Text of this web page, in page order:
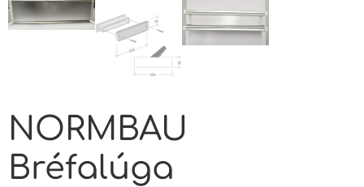
NORMBAU
Bréfalúga